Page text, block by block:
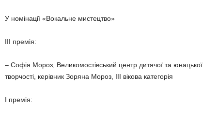
У номінації «Вокальне мис­тецтво»
ІІІ премія:
– Софія Мороз, Великомостів­ський центр дитячої та юнацької
творчості, керівник Зоряна Мороз, ІІІ вікова категорія
І премія: